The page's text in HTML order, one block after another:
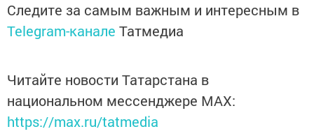
Следите за самым важным и интересным в
Telegram-канале Татмедиа
Читайте новости Татарстана в
национальном мессенджере MАХ:
https://max.ru/tatmedia